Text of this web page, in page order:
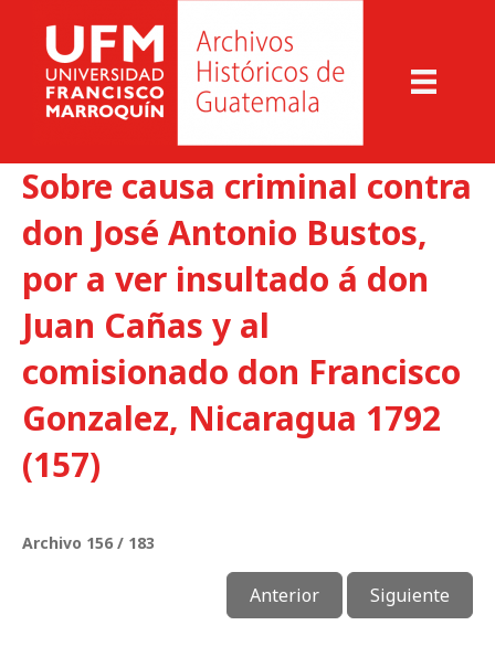
Sobre causa criminal contra
don José Antonio Bustos,
por a ver insultado á don
Juan Cañas y al
comisionado don Francisco
Gonzalez, Nicaragua 1792
(157)
Archivo 156 / 183
Anterior Siguiente